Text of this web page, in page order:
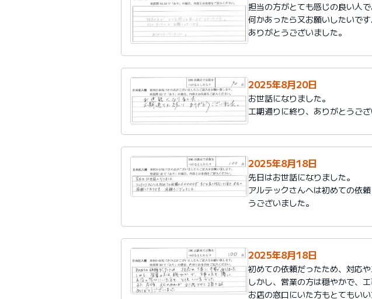
担当の方がとても感じの良い人で
何かあったら又お願いしたいです
ありがとうございました。
2025年8月20日
お世話になりました。
工期通りに終り、ありがとうござ
2025年8月18日
先日はお世話になりました。
アルテックさんへは初めての依
うございました。
2025年8月18日
初めての依頼だったため、対応
しかし、営業の方は穏やかで、工
お店の窓口にいた方もとてもいい